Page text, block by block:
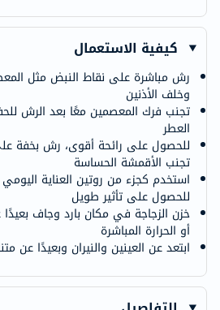
كيفية الاستعمال
رش مباشرة على نقاط النبض مثل
وخلف الأذنين
تجنب فرك المعصمين معًا بعد الرش
العطر
للحصول على رائحة أقوى، رش بخفة
تجنب الأقمشة الحساسة
استخدم كجزء من روتين العناية
للحصول على تأثير طويل
خزن الزجاجة في مكان بارد وجاف
أو الحرارة المباشرة
ابتعد عن العينين والنيران وبعيدًا عن